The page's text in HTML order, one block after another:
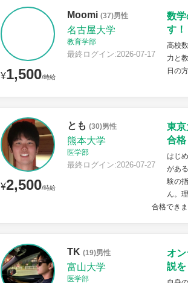
¥1,500/時給
Moomi (37)男性
名古屋大学
教育学部
最終ログイン:2026-07-17
数学
す！
高校
力と
日の
¥2,500/時給
とも (30)男性
熊本大学
医学部
最終ログイン:2026-07-27
東
合
はじ
があ
験の
ん。
合格でき
TK (19)男性
富山大学
医学部
オ
説